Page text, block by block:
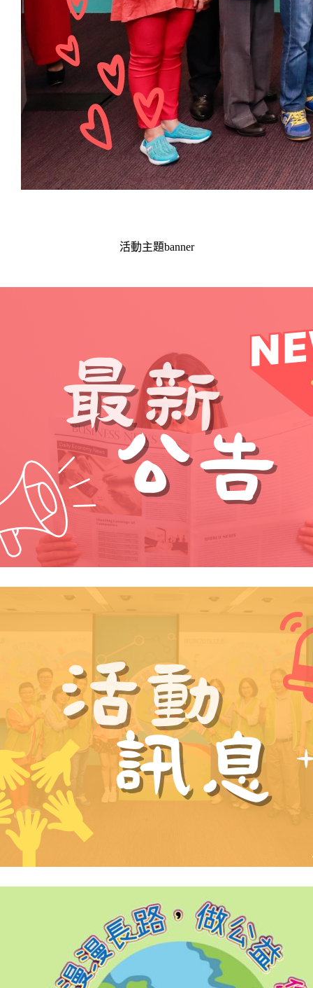
活動主題banner